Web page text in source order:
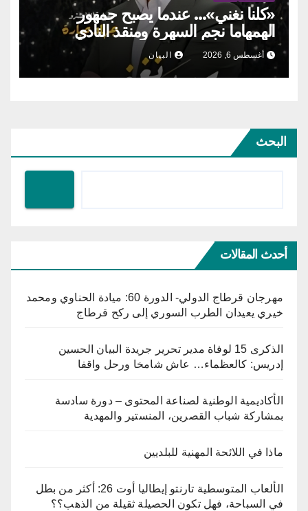
«كلنا نغني»… عندما يصبح جمهور
الهمهاما نجم السهرة ومنقذ النادي
أغسطس 6, 2026 البيان
البحث
أحدث المقالات
مهرجان قرطاج الدولي- الدورة 60: ميادة الحناوي ومحمد
خيري يعيدان الطرب السوري إلى ركح قرطاج
الذكرى 15 لوفاة مدير تحرير جريدة البيان الحسين
إدريس: كالعظماء… عاش شامخا ورحل واقفا
الأكاديمية الوطنية لصناعة المحتوى – دورة سادسة
بمشاركة شباب القصرين، المنستير والمهدية
ماذا في اللائحة المهنية للبلديين
الألعاب المتوسطية تارنتو إيطاليا أوت 26: أكثر من بطل
في السباحة، فهل تكون الحصيلة ثقيلة من الذهب؟؟